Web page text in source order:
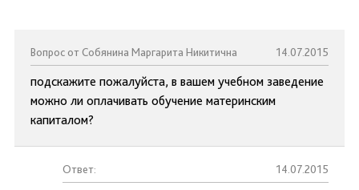
Вопрос от Собянина Маргарита Никитична 14.07.2015
подскажите пожалуйста, в вашем учебном заведение
можно ли оплачивать обучение материнским
капиталом?
Ответ: 14.07.2015